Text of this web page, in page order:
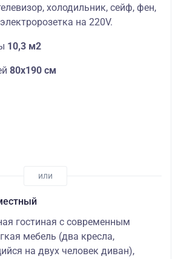
холодильник, сейф, фен,
на 220V.
10,3 м2
80х190 см
гостиная с современным
мебель (два кресла,
на двух человек диван),